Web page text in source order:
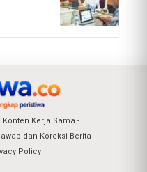
Konten Kerja Sama
dan Koreksi Berita
Policy